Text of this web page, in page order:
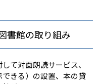
書館の取り組み
て対面朗読サービス、
きる）の設置、本の貸